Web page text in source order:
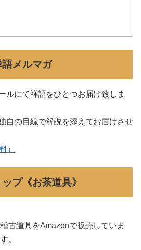
語メルマガ
ルにて禅語をひとつお届け致しま
自の目線で解説を添えてお届けさせ
）
プ《お茶道具》
古道具をAmazonで販売していま
。